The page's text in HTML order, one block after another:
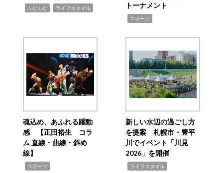
ふむふむ ライフスタイル
トーナメント
スポーツ
魂込め、あふれる躍動
感 【正田裕生 コラ
ム 直線・曲線・斜め
線】
スポーツ
新しい水辺の過ごし方
を提案 札幌市・豊平
川でイベント「川見
2026」を開催
ライフスタイル